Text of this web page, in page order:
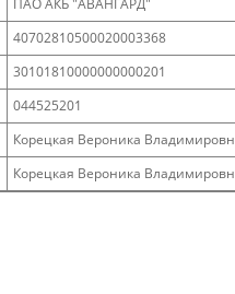
40702810500020003368
30101810000000000201
044525201
Корецкая Вероника
Корецкая Вероника